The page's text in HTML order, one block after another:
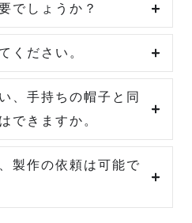
でしょうか？
ください。
、手持ちの帽子と同
できますか。
製作の依頼は可能で